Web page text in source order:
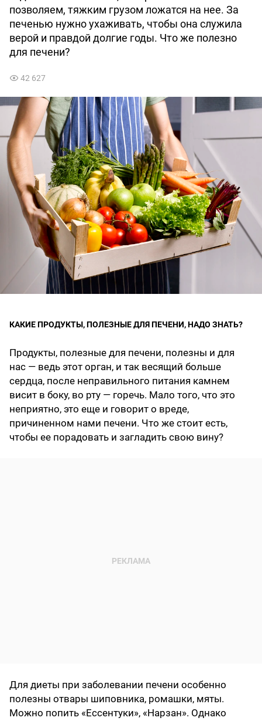
позволяем, тяжким грузом ложатся на нее. За
печенью нужно ухаживать, чтобы она служила
верой и правдой долгие годы. Что же полезно
для печени?
42 627
КАКИЕ ПРОДУКТЫ, ПОЛЕЗНЫЕ ДЛЯ ПЕЧЕНИ, НАДО ЗНАТЬ?
Продукты, полезные для печени, полезны и для
нас — ведь этот орган, и так весящий больше
сердца, после неправильного питания камнем
висит в боку, во рту — горечь. Мало того, что это
неприятно, это еще и говорит о вреде,
причиненном нами печени. Что же стоит есть,
чтобы ее порадовать и загладить свою вину?
Для диеты при заболевании печени особенно
полезны отвары шиповника, ромашки, мяты.
Можно попить «Ессентуки», «Нарзан». Однако